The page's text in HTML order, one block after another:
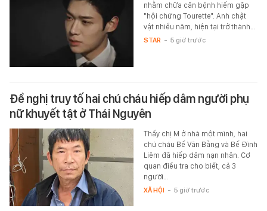
nhằm chữa căn bệnh hiếm gặp
"hội chứng Tourette". Anh chật
vật nhiều năm, hiện tại trở thành…
STAR - 5 giờ trước
Đề nghị truy tố hai chú cháu hiếp dâm người phụ
nữ khuyết tật ở Thái Nguyên
Thấy chị M ở nhà một mình, hai
chú cháu Bế Văn Bằng và Bế Đình
Liêm đã hiếp dâm nạn nhân. Cơ
quan điều tra cho biết, cả 3
người…
XÃ HỘI - 5 giờ trước